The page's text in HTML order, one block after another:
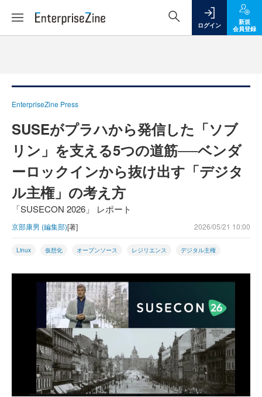
ログイン
新規
会員登録
EnterpriseZine Press
SUSEがプラハから発信した「ソブ
リン」を支える5つの道筋──ベンダ
ーロックインから抜け出す「デジタ
ル主権」の考え方
「SUSECON 2026」 レポート
京部康男 (編集部)[著] 2026/05/21 10:00
Linux 仮想化 オープンソース レジリエンス デジタル主権